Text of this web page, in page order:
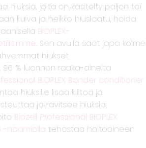
hiuksia, joita on käsitelty paljon tai
kuiva ja heikko hiuslaatu, hoida
BIOPLEX-
. Sen avulla saat jopa kolme
hiukset.
96 % luonnon raaka-aineita
BIOPLEX Bonder conditioner
hiuksille lisää kiiltoa ja
ja ravitsee hiuksia.
Biozell Professional BIOPLEX
-naamiolla tehostaa hoitoaineen